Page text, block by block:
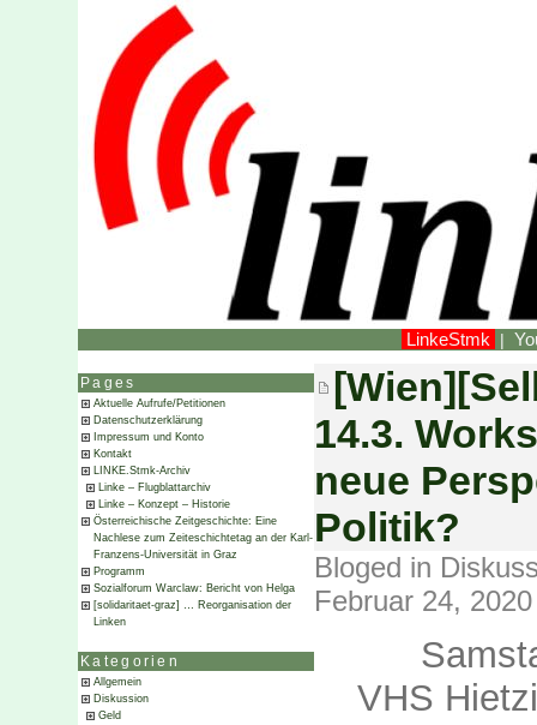
LinkeStmk |
Pages
Aktuelle Aufrufe/Petitionen
Datenschutzerklärung
Impressum und Konto
Kontakt
LINKE.Stmk-Archiv
Linke – Flugblattarchiv
Linke – Konzept – Historie
Österreichische Zeitgeschichte: Eine
Nachlese zum Zeiteschichtetag an der Karl-
Franzens-Universität in Graz
Programm
Sozialforum Warclaw: Bericht von Helga
[solidaritaet-graz] … Reorganisation der
Linken
Kategorien
Allgemein
Diskussion
Geld
14.3.
neue
Politik?
Bloged in
Februar 24, 2020
VHS